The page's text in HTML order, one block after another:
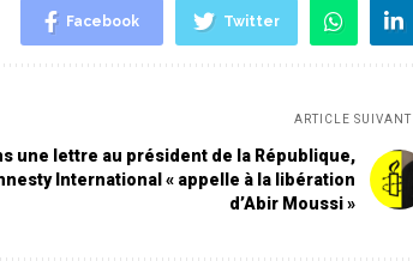
Facebook Twitter
ARTICLE SUIVANT
une lettre au président de la République,
International « appelle à la libération
d’Abir Moussi »